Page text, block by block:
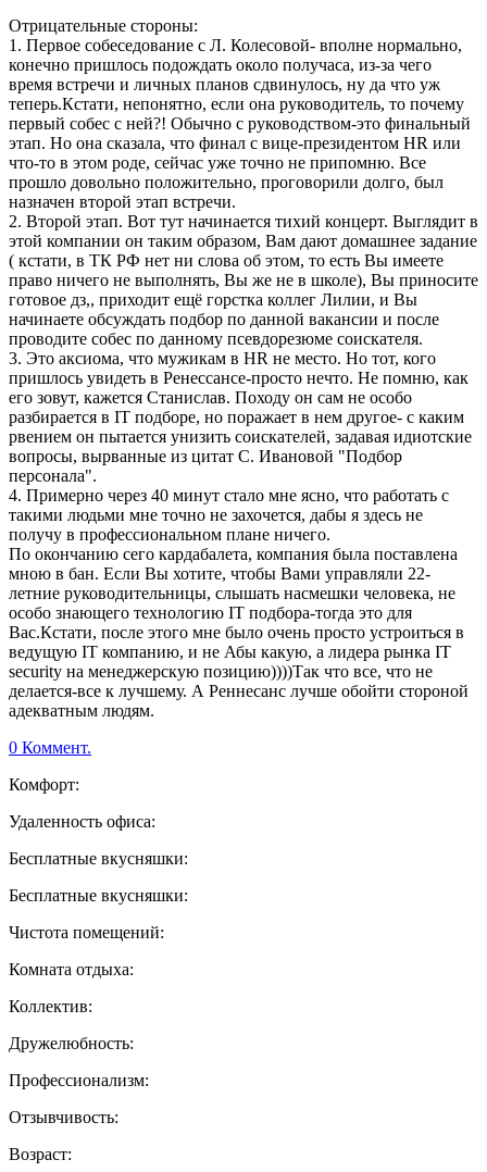
Отрицательные стороны:
1. Первое собеседование с Л. Колесовой- вполне нормально,
конечно пришлось подождать около получаса, из-за чего
время встречи и личных планов сдвинулось, ну да что уж
теперь.Кстати, непонятно, если она руководитель, то почему
первый собес с ней?! Обычно с руководством-это финальный
этап. Но она сказала, что финал с вице-президентом HR или
что-то в этом роде, сейчас уже точно не припомню. Все
прошло довольно положительно, проговорили долго, был
назначен второй этап встречи.
2. Второй этап. Вот тут начинается тихий концерт. Выглядит в
этой компании он таким образом, Вам дают домашнее задание
( кстати, в ТК РФ нет ни слова об этом, то есть Вы имеете
право ничего не выполнять, Вы же не в школе), Вы приносите
готовое дз,, приходит ещё горстка коллег Лилии, и Вы
начинаете обсуждать подбор по данной вакансии и после
проводите собес по данному псевдорезюме соискателя.
3. Это аксиома, что мужикам в HR не место. Но тот, кого
пришлось увидеть в Ренессансе-просто нечто. Не помню, как
его зовут, кажется Станислав. Походу он сам не особо
разбирается в IT подборе, но поражает в нем другое- с каким
рвением он пытается унизить соискателей, задавая идиотские
вопросы, вырванные из цитат С. Ивановой "Подбор
персонала".
4. Примерно через 40 минут стало мне ясно, что работать с
такими людьми мне точно не захочется, дабы я здесь не
получу в профессиональном плане ничего.
По окончанию сего кардабалета, компания была поставлена
мною в бан. Если Вы хотите, чтобы Вами управляли 22-
летние руководительницы, слышать насмешки человека, не
особо знающего технологию IT подбора-тогда это для
Вас.Кстати, после этого мне было очень просто устроиться в
ведущую IT компанию, и не Абы какую, а лидера рынка IT
security на менеджерскую позицию))))Так что все, что не
делается-все к лучшему. А Реннесанс лучше обойти стороной
адекватным людям.
0 Коммент.
Комфорт:
Удаленность офиса:
Бесплатные вкусняшки:
Бесплатные вкусняшки:
Чистота помещений:
Комната отдыха:
Коллектив:
Дружелюбность:
Профессионализм:
Отзывчивость:
Возраст: